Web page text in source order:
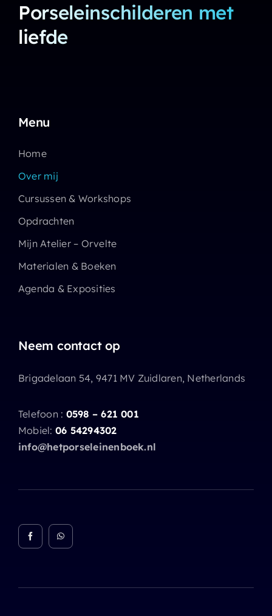
Porseleinschilderen met
liefde
Menu
Home
Over mij
Cursussen & Workshops
Opdrachten
Mijn Atelier – Orvelte
Materialen & Boeken
Agenda & Exposities
Neem contact op
Brigadelaan 54, 9471 MV Zuidlaren, Netherlands
Telefoon : 0598 – 621 001
Mobiel: 06 54294302
info@hetporseleinenboek.nl